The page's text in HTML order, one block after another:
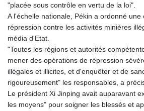
"placée sous contrôle en vertu de la loi".
A l'échelle nationale, Pékin a ordonné une
répression contre les activités minières
média d'Etat.
"Toutes les régions et autorités
mener des opérations de répression
illégales et illicites, et d'enquêter et de
rigoureusement" les responsables, a
Le président Xi Jinping avait auparavant
les moyens" pour soigner les blessés et